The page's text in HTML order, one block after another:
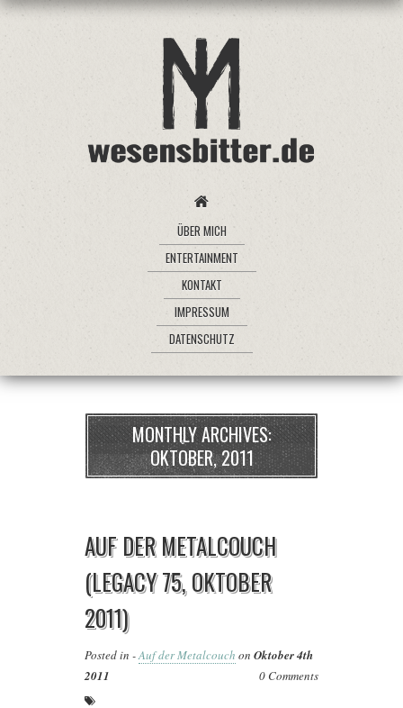
ÜBER MICH
ENTERTAINMENT
KONTAKT
IMPRESSUM
DATENSCHUTZ
MONTHLY ARCHIVES:
OKTOBER, 2011
AUF DER METALCOUCH
(LEGACY 75, OKTOBER
2011)
Posted in -Auf der Metalcouch on Oktober 4th
2011
0 Comments